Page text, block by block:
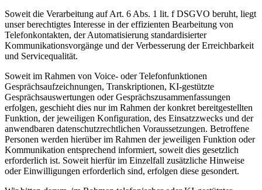
Soweit die Verarbeitung auf Art. 6 Abs. 1 lit. f DSGVO beruht, liegt
unser berechtigtes Interesse in der effizienten Bearbeitung von
Telefonkontakten, der Automatisierung standardisierter
Kommunikationsvorgänge und der Verbesserung der Erreichbarkeit
und Servicequalität.
Soweit im Rahmen von Voice- oder Telefonfunktionen
Gesprächsaufzeichnungen, Transkriptionen, KI-gestützte
Gesprächsauswertungen oder Gesprächszusammenfassungen
erfolgen, geschieht dies nur im Rahmen der konkret bereitgestellten
Funktion, der jeweiligen Konfiguration, des Einsatzzwecks und der
anwendbaren datenschutzrechtlichen Voraussetzungen. Betroffene
Personen werden hierüber im Rahmen der jeweiligen Funktion oder
Kommunikation entsprechend informiert, soweit dies gesetzlich
erforderlich ist. Soweit hierfür im Einzelfall zusätzliche Hinweise
oder Einwilligungen erforderlich sind, erfolgen diese gesondert.